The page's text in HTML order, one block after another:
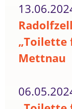
„Toilette
Mettnau